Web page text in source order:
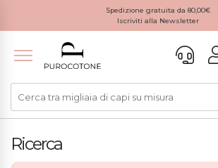
Spedizione gratuita da 80,00€
Iscriviti alla Newsletter
Ricerca